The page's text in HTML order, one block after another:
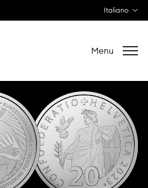
Italiano
Menu